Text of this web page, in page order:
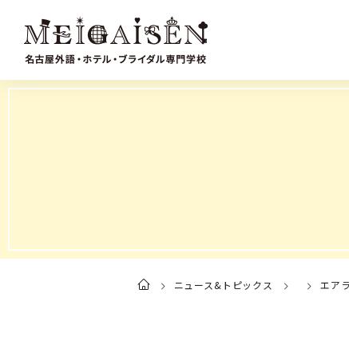
ト
ニュース&トピックス エア